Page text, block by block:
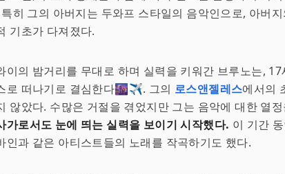
히 그의 아버지는 두와프 스타일의 음악인으로, 아버
기초가 다져졌다.
이의 밤거리를 무대로 하며 실력을 키워간 브루노는,
로 떠나기로 결심한다🌆✈️. 그의 로스앤젤레스에서의
않았다. 수많은 거절을 겪었지만 그는 음악에 대한 열
가로서도 눈에 띄는 실력을 보이기 시작했다. 이 기간
인과 같은 아티스트들의 노래를 작곡하기도 했다.